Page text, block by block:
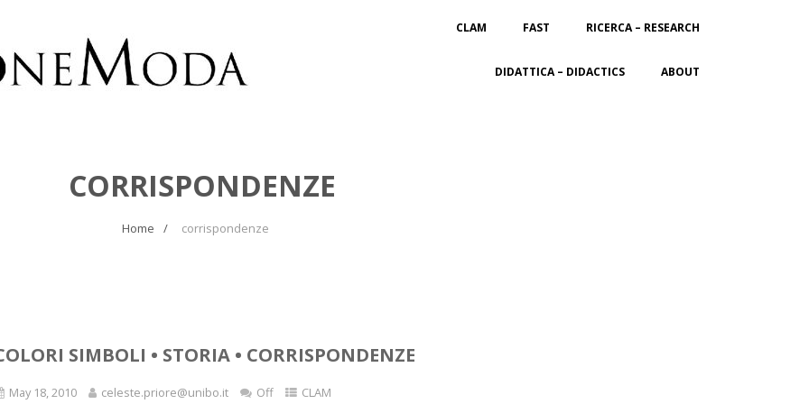
CLAM FAST RICERCA – RESEARCH
DIDATTICA – DIDACTICS ABOUT
CORRISPONDENZE
Home corrispondenze
SIMBOLI • STORIA • CORRISPONDENZE
May 18, 2010 celeste.priore@unibo.it Off CLAM